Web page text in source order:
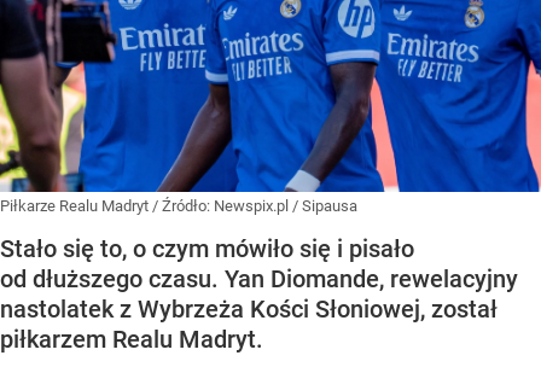
Piłkarze Realu Madryt / Źródło: Newspix.pl / Sipausa
Stało się to, o czym mówiło się i pisało
od dłuższego czasu. Yan Diomande, rewelacyjny
nastolatek z Wybrzeża Kości Słoniowej, został
piłkarzem Realu Madryt.